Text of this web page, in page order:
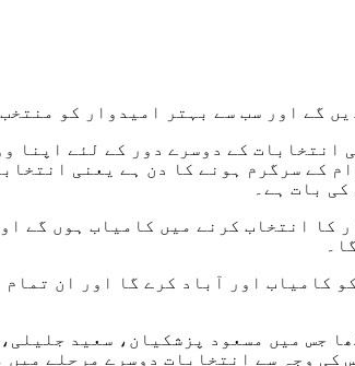
گے اور سب سے بہتر امیدوار کو
انتخابات کے دوسرے دور کے لئے اپنا
کے سرگرم ہونے کا دن ہے یعنی
بات ہے۔
کا انتخاب کرنے میں کامیاب ہوں گے
کامیاب اور آباد کرے گا اور ان
جس میں مسعود پزشکیان، سعید
وجہ سے انتخابات دوسرے مرحلے